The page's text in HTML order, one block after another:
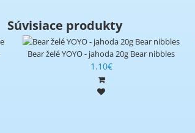
Súvisiace produkty
Bear želé YOYO - jahoda 20g Bear nibbles
1.10€